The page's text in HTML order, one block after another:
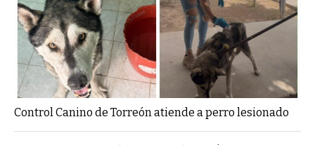
Control Canino de Torreón atiende a perro lesionado